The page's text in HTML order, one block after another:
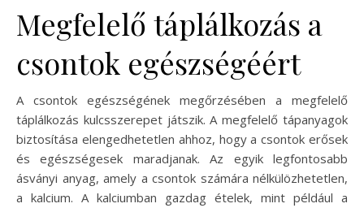
Megfelelő táplálkozás a
csontok egészségéért
A csontok egészségének megőrzésében a megfelelő
táplálkozás kulcsszerepet játszik. A megfelelő tápanyagok
biztosítása elengedhetetlen ahhoz, hogy a csontok erősek
és egészségesek maradjanak. Az egyik legfontosabb
ásványi anyag, amely a csontok számára nélkülözhetetlen,
a kalcium. A kalciumban gazdag ételek, mint például a